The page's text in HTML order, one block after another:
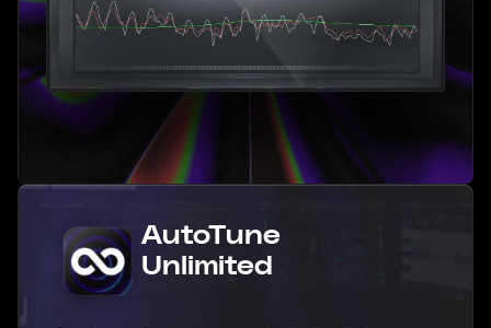
AutoTune
Unlimited